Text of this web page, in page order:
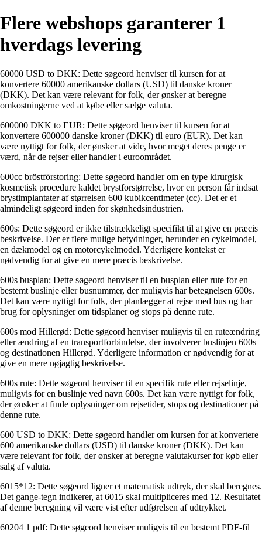
Flere webshops garanterer 1
hverdags levering
60000 USD to DKK: Dette søgeord henviser til kursen for at
konvertere 60000 amerikanske dollars (USD) til danske kroner
(DKK). Det kan være relevant for folk, der ønsker at beregne
omkostningerne ved at købe eller sælge valuta.
600000 DKK to EUR: Dette søgeord henviser til kursen for at
konvertere 600000 danske kroner (DKK) til euro (EUR). Det kan
være nyttigt for folk, der ønsker at vide, hvor meget deres penge er
værd, når de rejser eller handler i euroområdet.
600cc bröstförstoring: Dette søgeord handler om en type kirurgisk
kosmetisk procedure kaldet brystforstørrelse, hvor en person får indsat
brystimplantater af størrelsen 600 kubikcentimeter (cc). Det er et
almindeligt søgeord inden for skønhedsindustrien.
600s: Dette søgeord er ikke tilstrækkeligt specifikt til at give en præcis
beskrivelse. Der er flere mulige betydninger, herunder en cykelmodel,
en dækmodel og en motorcykelmodel. Yderligere kontekst er
nødvendig for at give en mere præcis beskrivelse.
600s busplan: Dette søgeord henviser til en busplan eller rute for en
bestemt buslinje eller busnummer, der muligvis har betegnelsen 600s.
Det kan være nyttigt for folk, der planlægger at rejse med bus og har
brug for oplysninger om tidsplaner og stops på denne rute.
600s mod Hillerød: Dette søgeord henviser muligvis til en ruteændring
eller ændring af en transportforbindelse, der involverer buslinjen 600s
og destinationen Hillerød. Yderligere information er nødvendig for at
give en mere nøjagtig beskrivelse.
600s rute: Dette søgeord henviser til en specifik rute eller rejselinje,
muligvis for en buslinje ved navn 600s. Det kan være nyttigt for folk,
der ønsker at finde oplysninger om rejsetider, stops og destinationer på
denne rute.
600 USD to DKK: Dette søgeord handler om kursen for at konvertere
600 amerikanske dollars (USD) til danske kroner (DKK). Det kan
være relevant for folk, der ønsker at beregne valutakurser for køb eller
salg af valuta.
6015*12: Dette søgeord ligner et matematisk udtryk, der skal beregnes.
Det gange-tegn indikerer, at 6015 skal multipliceres med 12. Resultatet
af denne beregning vil være vist efter udførelsen af udtrykket.
60204 1 pdf: Dette søgeord henviser muligvis til en bestemt PDF-fil